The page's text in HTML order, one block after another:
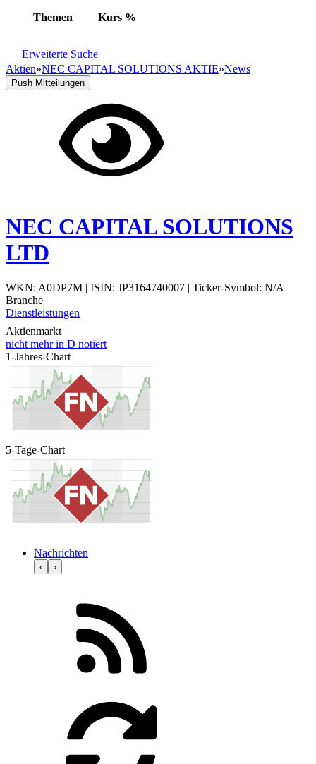
Themen Kurs %
Erweiterte Suche
Aktien»NEC CAPITAL SOLUTIONS AKTIE»News
Push Mitteilungen
NEC CAPITAL SOLUTIONS
LTD
WKN: A0DP7M | ISIN: JP3164740007 | Ticker-Symbol: N/A
Branche
Dienstleistungen
Aktienmarkt
nicht mehr in D notiert
1-Jahres-Chart
5-Tage-Chart
Nachrichten
‹ ›